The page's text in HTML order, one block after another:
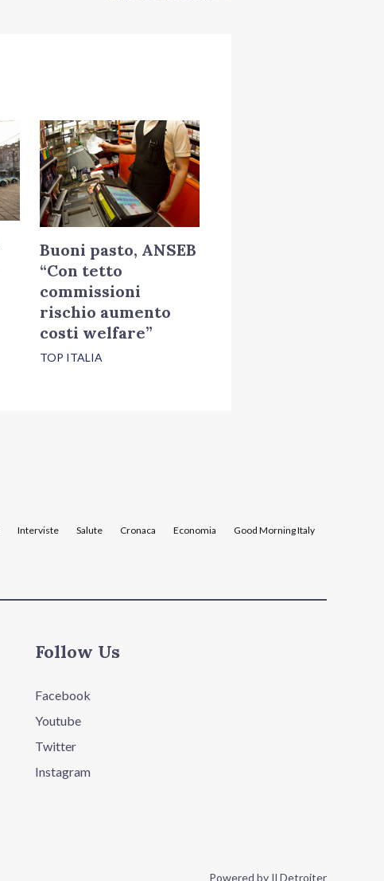
Buoni pasto, ANSEB
“Con tetto
commissioni
rischio aumento
costi welfare”
TOP ITALIA
Interviste Salute Cronaca Economia Good Morning Italy
Follow Us
Facebook
Youtube
Twitter
Instagram
Powered by Il Detroiter